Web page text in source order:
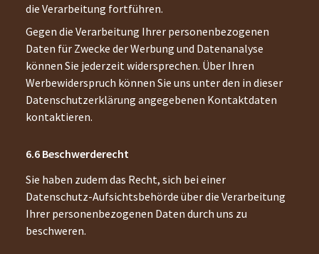
die Verarbeitung fortführen.
Gegen die Verarbeitung Ihrer personenbezogenen
Daten für Zwecke der Werbung und Datenanalyse
können Sie jederzeit widersprechen. Über Ihren
Werbewiderspruch können Sie uns unter den in dieser
Datenschutzerklärung angegebenen Kontaktdaten
kontaktieren.
Beschwerderecht
Sie haben zudem das Recht, sich bei einer
Datenschutz-Aufsichtsbehörde über die Verarbeitung
Ihrer personenbezogenen Daten durch uns zu
beschweren.